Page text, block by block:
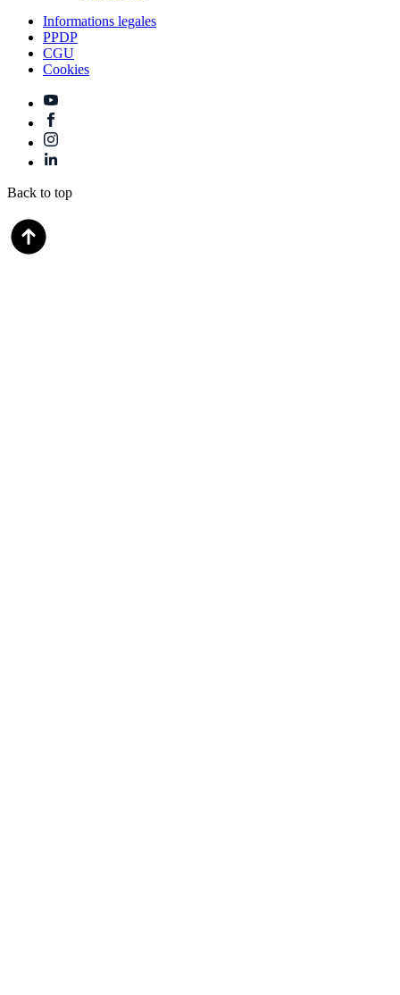
Informations legales
PPDP
CGU
Cookies
Back to top